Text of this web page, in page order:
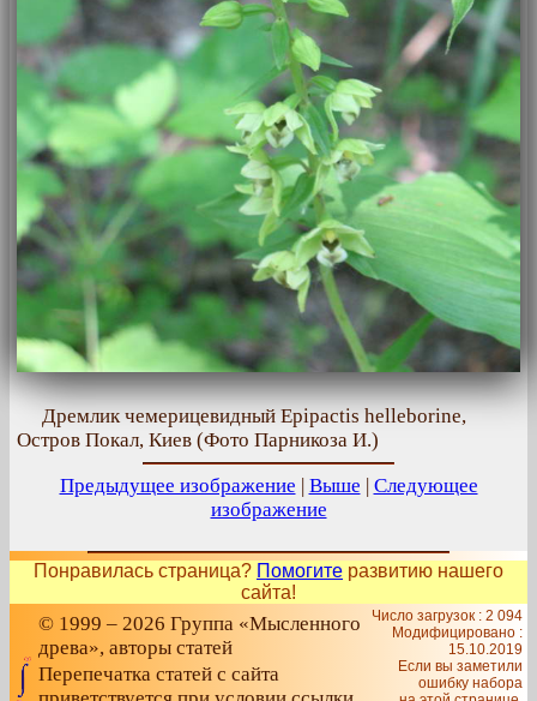
Дремлик чемерицевидный Epipactis helleborine,
Остров Покал, Киев (Фото Парникоза И.)
Предыдущее изображение | Выше | Следующее
изображение
Понравилась страница? Помогите развитию нашего
сайта!
© 1999 – 2026 Группа «Мысленного
древа», авторы статей
Перепечатка статей с сайта
Число загрузок : 2 094
Модифицировано :
15.10.2019
Если вы заметили
ошибку набора